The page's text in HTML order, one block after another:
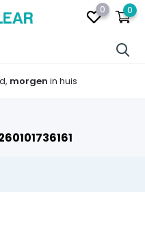
0 0
morgen in huis